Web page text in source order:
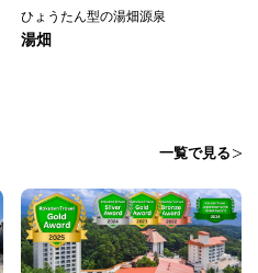
ひょうたん型の湯畑源泉
湯畑
一覧で見る